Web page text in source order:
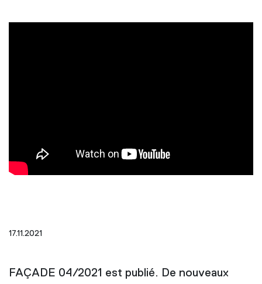
17.11.2021
FAÇADE 04/2021 est publié. De nouveaux